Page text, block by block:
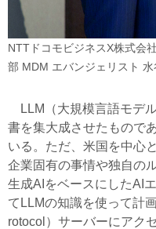
NTTドコモビジネスX株式会
部 MDM エバンジェリスト 水
LLM（大規模言語モデ
書を集大成させたもので
いる。ただ、米国を中心
企業固有の事情や独自の
生成AIをベースにしたAI
てLLMの知識を使って計
rotocol）サーバーにアク